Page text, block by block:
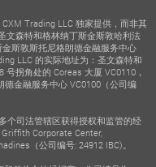
Trading LLC 独家提供，而非其
文森特和格林纳丁斯金斯敦哈利法
斯敦斯托尼格朗德金融服务中心
LLC 的实际地址为：圣文森特和
拐角处的 Coreas 大厦 VC0110，
金融服务中心 VC0100（公司编
个司法管辖区获得授权和监管的经
Corporate Center,
（公司编号: 24912 IBC)。